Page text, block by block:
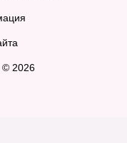
© 2026